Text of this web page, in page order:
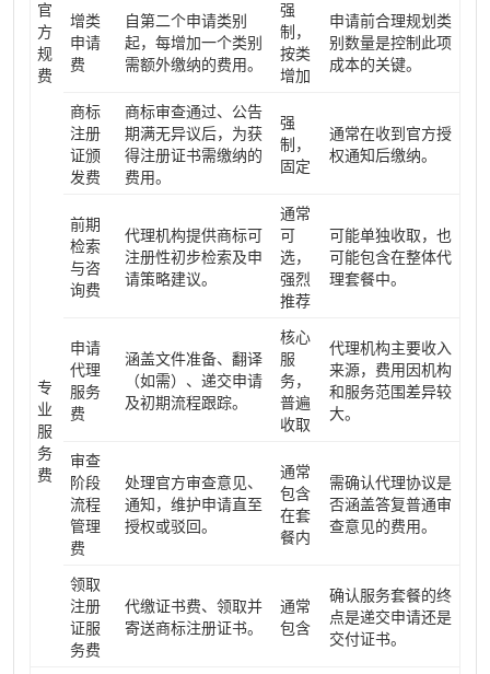
官
方
规
费
增类
申请
费
自第二个申请类别
起，每增加一个类别
需额外缴纳的费用。
强
制，
按类
增加
申请前合理规划类
别数量是控制此项
成本的关键。
商标
注册
证颁
发费
商标审查通过、公告
期满无异议后，为获
得注册证书需缴纳的
费用。
强
制，
固定
通常在收到官方授
权通知后缴纳。
专
业
服
务
费
前期
检索
与咨
询费
代理机构提供商标可
注册性初步检索及申
请策略建议。
通常
可
选，
强烈
推荐
可能单独收取，也
可能包含在整体代
理套餐中。
申请
代理
服务
费
涵盖文件准备、翻译
（如需）、递交申请
及初期流程跟踪。
核心
服
务，
普遍
收取
代理机构主要收入
来源，费用因机构
和服务范围差异较
大。
审查
阶段
流程
管理
费
处理官方审查意见、
通知，维护申请直至
授权或驳回。
通常
包含
在套
餐内
需确认代理协议是
否涵盖答复普通审
查意见的费用。
领取
注册
证服
务费
代缴证书费、领取并
寄送商标注册证书。
通常
包含
确认服务套餐的终
点是递交申请还是
交付证书。